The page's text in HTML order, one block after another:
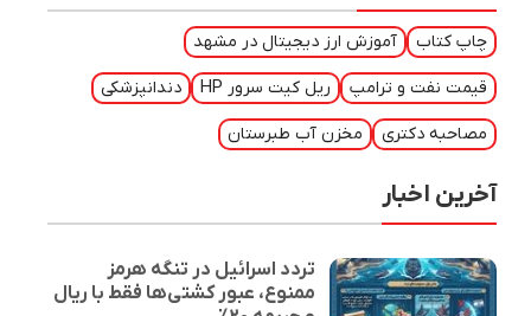
چاپ کتاب آموزش ارز دیجیتال در مشهد
قیمت نفت و ترامپ ریل کیت سرور HP دندانپزشکی
مصاحبه دکتری مخزن آب طبرستان
آخرین اخبار
تردد اسرائیل در تنگه هرمز
ممنوع، عبور کشتی‌ها فقط با ریال